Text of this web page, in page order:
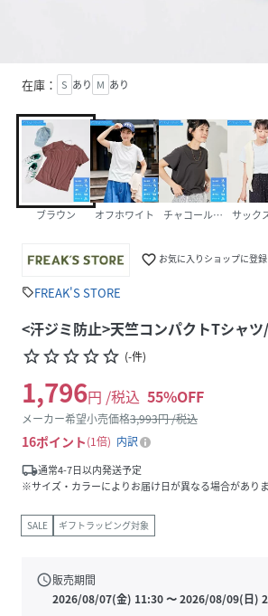
在庫： S あり M あり
ブラウン オフホワイト チャコールグレーサック
favorite_border お気に入りショップに登
sellFREAK'S STORE
<汗ジミ防止>天竺コンパクトTシャ
star_borderstar_borderstar_borderstar_borderstar_border (-件)
1,796円 /税込 55%OFF
メーカー希望小売価格3,993円 /税込
16ポイント 1倍
内訳
local_shipping通常4-7日以内発送予定
※サイズ・カラーによりお届け日が異なる場合がありま
SALE ギフトラッピング対象
schedule販売期間
2026/08/07(金) 11:30〜2026/08/09(日)